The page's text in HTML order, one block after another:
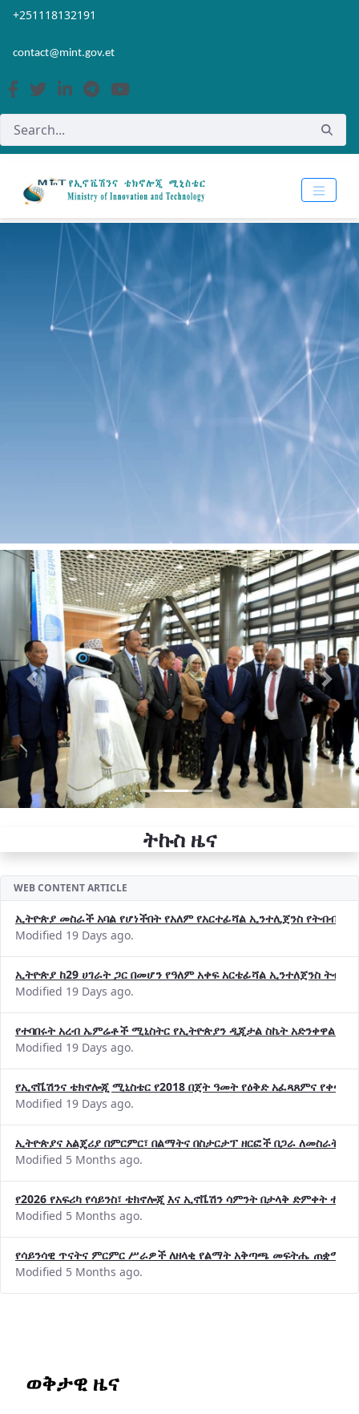
Skip to Main Content
Open Accessibility Menu
+251118132191
contact@mint.gov.et
Previous Next
ትኩስ ዜና
WEB CONTENT ARTICLE
ኢትዮጵያ መስራች አባል የሆነችበት የአለም የአርተፊሻል ኢንተሊጀንስ የትብብር
Modified 19 Days ago.
ኢትዮጵያ ከ29 ሀገራት ጋር በመሆን የዓለም አቀፍ አርቴፊሻል ኢንተለጀንስ
Modified 19 Days ago.
የተባበሩት አረብ ኤምሬቶች ሚኒስትር የኢትዮጵያን ዲጂታል ስኬት አድንቀዋል
Modified 19 Days ago.
የኢኖቬሽንና ቴክኖሎጂ ሚኒስቴር የ2018 በጀት ዓመት የዕቅድ አፈጻጸምና
Modified 19 Days ago.
ኢትዮጵያና አልጄሪያ በምርምር፣ በልማትና በስታርታፕ ዘርፎች በጋራ ለመስራት
Modified 5 Months ago.
የ2026 የአፍሪካ የሳይንስ፣ ቴክኖሎጂ እና ኢኖቬሽን ሳምንት በታላቅ ድምቀት
Modified 5 Months ago.
የሳይንሳዊ ጥናትና ምርምር ሥራዎች ለዘላቂ የልማት አቅጣጫ መፍትሔ ጠቋሚ
Modified 5 Months ago.
ወቅታዊ ዜና